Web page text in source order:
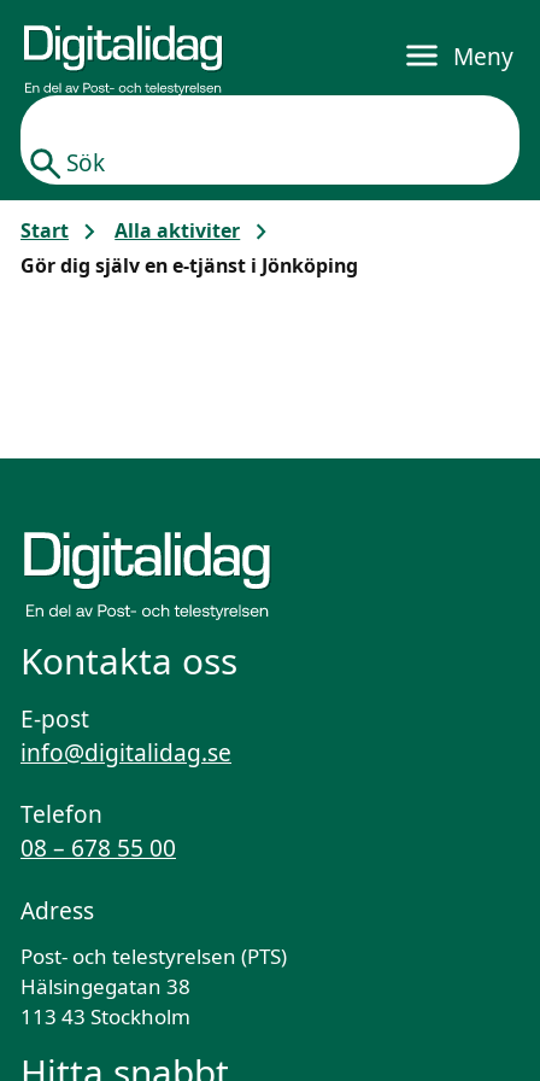
Sök
Meny
Start
Alla aktiviter
Gör dig själv en e-tjänst i Jönköping
Kontakta oss
E-post
info@digitalidag.se
Telefon
08 – 678 55 00
Adress
Post- och telestyrelsen (PTS)
Hälsingegatan 38
113 43 Stockholm